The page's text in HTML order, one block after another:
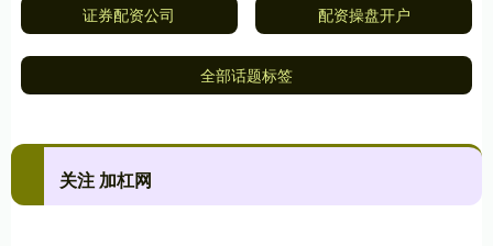
证券配资公司 配资操盘开户
全部话题标签
关注 加杠网